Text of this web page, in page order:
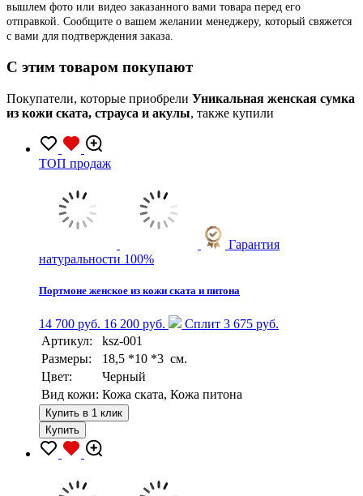
вышлем фото или видео заказанного вами товара перед его
отправкой. Сообщите о вашем желании менеджеру, который свяжется
с вами для подтверждения заказа.
C этим товаром покупают
Покупатели, которые приобрели Уникальная женская сумка
из кожи ската, страуса и акулы, также купили
TOП продаж
Гарантия
натуральности 100%
Портмоне женское из кожи ската и питона
14 700 руб. 16 200 руб.
Сплит 3 675 руб.
Артикул:
ksz-001
Размеры:
18,5 *10 *3 см.
Цвет:
Черный
Вид кожи: Кожа ската, Кожа питона
Купить в 1 клик
Купить